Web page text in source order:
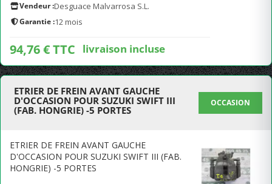
Vendeur :Desguace Malvarrosa S.L.
Garantie :12 mois
94,76 € TTC livraison incluse
ETRIER DE FREIN AVANT GAUCHE
D'OCCASION POUR SUZUKI SWIFT III
(FAB. HONGRIE) -5 PORTES
OCCASION
ETRIER DE FREIN AVANT GAUCHE
D'OCCASION POUR SUZUKI SWIFT III (FAB.
HONGRIE) -5 PORTES